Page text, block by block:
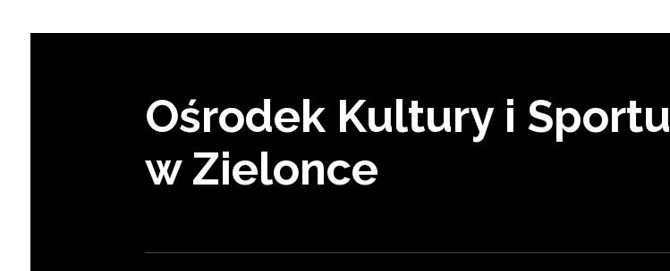
Ośrodek Kultury i Sportu
w Zielonce